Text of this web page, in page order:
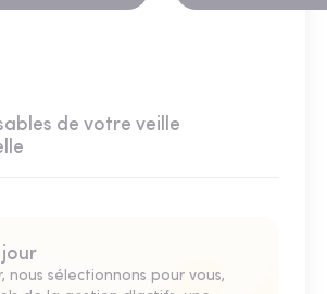
de votre veille
jour
nous sélectionnons pour vous,